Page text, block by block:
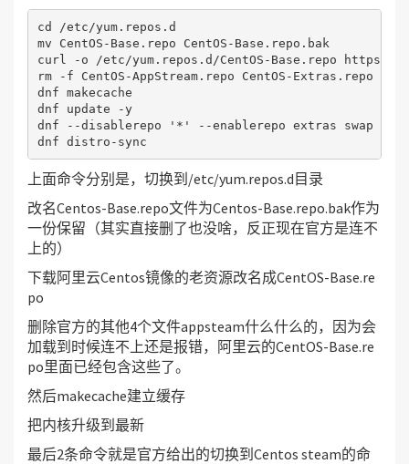
cd /etc/yum.repos.d
mv CentOS-Base.repo CentOS-Base.repo.bak
curl -o /etc/yum.repos.d/CentOS-Base.repo
rm -f CentOS-AppStream.repo CentOS-Extras.repo
dnf makecache
dnf update -y
dnf --disablerepo '*' --enablerepo extras swap
dnf distro-sync
上面命令分别是，切换到/etc/yum.repos.d目录
改名Centos-Base.repo文件为Centos-Base.repo.bak作为
一份保留（其实直接删了也没啥，反正现在官方是连不
上的）
下载阿里云Centos镜像的老资源改名成CentOS-Base.re
po
删除官方的其他4个文件appsteam什么什么的，因为会
加载到时候连不上还是报错，阿里云的CentOS-Base.re
po里面已经包含这些了。
然后makecache建立缓存
把内核升级到最新
最后2条命令就是官方给出的切换到Centos steam的命